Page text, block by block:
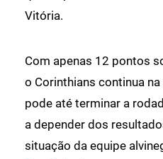
Vitória.
Com apenas 12 pontos
o Corinthians continua
pode até terminar a
a depender dos
situação da equipe